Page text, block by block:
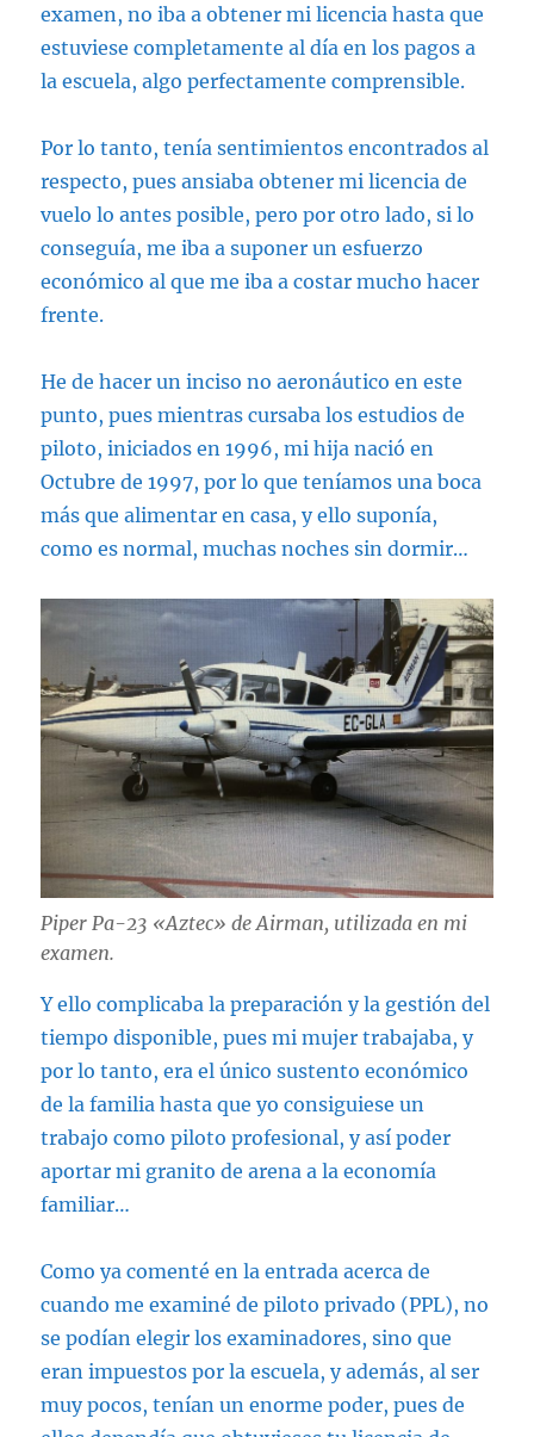
examen, no iba a obtener mi licencia hasta que
estuviese completamente al día en los pagos a
la escuela, algo perfectamente comprensible.
Por lo tanto, tenía sentimientos encontrados al
respecto, pues ansiaba obtener mi licencia de
vuelo lo antes posible, pero por otro lado, si lo
conseguía, me iba a suponer un esfuerzo
económico al que me iba a costar mucho hacer
frente.
He de hacer un inciso no aeronáutico en este
punto, pues mientras cursaba los estudios de
piloto, iniciados en 1996, mi hija nació en
Octubre de 1997, por lo que teníamos una boca
más que alimentar en casa, y ello suponía,
como es normal, muchas noches sin dormir…
Piper Pa-23 «Aztec» de Airman, utilizada en mi
examen.
Y ello complicaba la preparación y la gestión del
tiempo disponible, pues mi mujer trabajaba, y
por lo tanto, era el único sustento económico
de la familia hasta que yo consiguiese un
trabajo como piloto profesional, y así poder
aportar mi granito de arena a la economía
familiar…
Como ya comenté en la entrada acerca de
cuando me examiné de piloto privado (PPL), no
se podían elegir los examinadores, sino que
eran impuestos por la escuela, y además, al ser
muy pocos, tenían un enorme poder, pues de